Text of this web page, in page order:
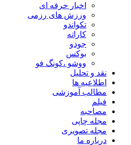
اخبار حرفه ای
ورزش های رزمی
تکواندو
کاراته
جودو
بوکس
ووشو ،کونگ فو
نقد و تحلیل
اطلاعیه ها
مطالب آموزشی
فیلم
مصاحبه
مجله چاپی
مجله تصویری
درباره ما